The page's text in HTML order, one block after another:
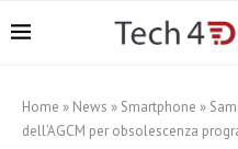
Home » News » Smartphone »
dell’AGCM per obsolescenza